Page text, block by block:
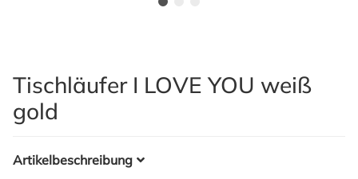
Tischläufer I LOVE YOU weiß
gold
Artikelbeschreibung